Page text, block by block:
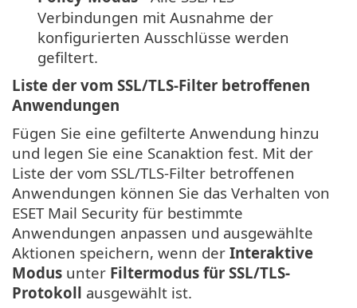
Verbindungen mit Ausnahme der
konfigurierten Ausschlüsse werden
gefiltert.
Liste der vom SSL/TLS-Filter betroffenen
Anwendungen
Fügen Sie eine gefilterte Anwendung hinzu
und legen Sie eine Scanaktion fest. Mit der
Liste der vom SSL/TLS-Filter betroffenen
Anwendungen können Sie das Verhalten von
ESET Mail Security für bestimmte
Anwendungen anpassen und ausgewählte
Aktionen speichern, wenn der Interaktive
Modus unter Filtermodus für SSL/TLS-
Protokoll ausgewählt ist.